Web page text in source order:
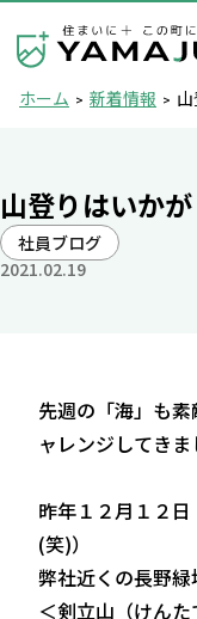
ホーム 新着情報
山登りはいかが
社員ブログ
2021.02.19
先週の「海」も
ャレンジしてき
昨年１２月１２
(笑)）
弊社近くの長野
＜剣立山（けんた